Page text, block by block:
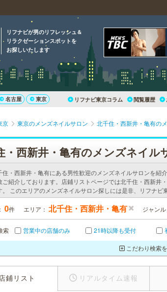
リフナビが男のリフレッシュ＆
リラクゼーションスポットを
お探しいたします
名古屋 東京 リフナビ東京コラム 閲覧履歴
京 東京のメンズネイルサロン 北千住・西新井・亀有の
・西新井・亀有のメンズネイル
住・西新井・亀有にある男性歓迎のメンズネイルサロンを紹
ご紹介しております。店鋪リストページでは北千住・西新井
。 このエリアのメンズネイルサロン探しには是非、リフナビ
0件 エリア： 北千住・西新井・亀有 ジャンル
索 営業中の店舗のみ 21時以降も受付
こだわり検索
店鋪リスト リアルタイム速報